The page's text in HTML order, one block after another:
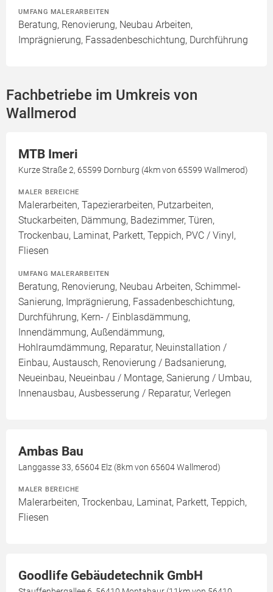
UMFANG MALERARBEITEN
Beratung, Renovierung, Neubau Arbeiten,
Imprägnierung, Fassadenbeschichtung, Durchführung
Fachbetriebe im Umkreis von
Wallmerod
MTB Imeri
Kurze Straße 2, 65599 Dornburg (4km von 65599 Wallmerod)
MALER BEREICHE
Malerarbeiten, Tapezierarbeiten, Putzarbeiten,
Stuckarbeiten, Dämmung, Badezimmer, Türen,
Trockenbau, Laminat, Parkett, Teppich, PVC / Vinyl,
Fliesen
UMFANG MALERARBEITEN
Beratung, Renovierung, Neubau Arbeiten, Schimmel-
Sanierung, Imprägnierung, Fassadenbeschichtung,
Durchführung, Kern- / Einblasdämmung,
Innendämmung, Außendämmung,
Hohlraumdämmung, Reparatur, Neuinstallation /
Einbau, Austausch, Renovierung / Badsanierung,
Neueinbau, Neueinbau / Montage, Sanierung / Umbau,
Innenausbau, Ausbesserung / Reparatur, Verlegen
Ambas Bau
Langgasse 33, 65604 Elz (8km von 65604 Wallmerod)
MALER BEREICHE
Malerarbeiten, Trockenbau, Laminat, Parkett, Teppich,
Fliesen
Goodlife Gebäudetechnik GmbH